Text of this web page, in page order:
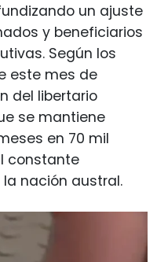
un ajuste
y beneficiarios
Según los
este mes de
del libertario
se mantiene
en 70 mil
constante
nación austral.